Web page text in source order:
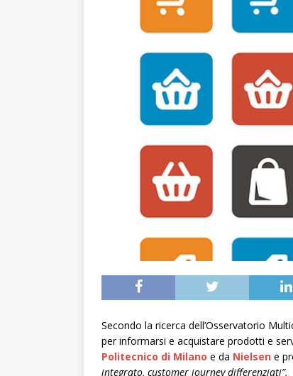
Secondo la ricerca dell’Osservatorio
per informarsi e acquistare prodotti e
Politecnico di Milano e da Nielsen e
integrato, customer journey differenziati”.